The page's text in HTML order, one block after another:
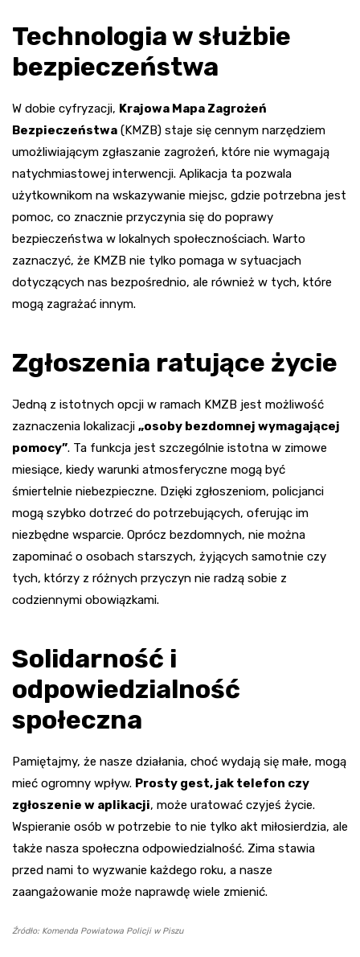
Technologia w służbie
bezpieczeństwa
W dobie cyfryzacji, Krajowa Mapa Zagrożeń
Bezpieczeństwa (KMZB) staje się cennym narzędziem
umożliwiającym zgłaszanie zagrożeń, które nie wymagają
natychmiastowej interwencji. Aplikacja ta pozwala
użytkownikom na wskazywanie miejsc, gdzie potrzebna jest
pomoc, co znacznie przyczynia się do poprawy
bezpieczeństwa w lokalnych społecznościach. Warto
zaznaczyć, że KMZB nie tylko pomaga w sytuacjach
dotyczących nas bezpośrednio, ale również w tych, które
mogą zagrażać innym.
Zgłoszenia ratujące życie
Jedną z istotnych opcji w ramach KMZB jest możliwość
zaznaczenia lokalizacji „osoby bezdomnej wymagającej
pomocy”. Ta funkcja jest szczególnie istotna w zimowe
miesiące, kiedy warunki atmosferyczne mogą być
śmiertelnie niebezpieczne. Dzięki zgłoszeniom, policjanci
mogą szybko dotrzeć do potrzebujących, oferując im
niezbędne wsparcie. Oprócz bezdomnych, nie można
zapominać o osobach starszych, żyjących samotnie czy
tych, którzy z różnych przyczyn nie radzą sobie z
codziennymi obowiązkami.
Solidarność i
odpowiedzialność
społeczna
Pamiętajmy, że nasze działania, choć wydają się małe, mogą
mieć ogromny wpływ. Prosty gest, jak telefon czy
zgłoszenie w aplikacji, może uratować czyjeś życie.
Wspieranie osób w potrzebie to nie tylko akt miłosierdzia, ale
także nasza społeczna odpowiedzialność. Zima stawia
przed nami to wyzwanie każdego roku, a nasze
zaangażowanie może naprawdę wiele zmienić.
Źródło: Komenda Powiatowa Policji w Piszu